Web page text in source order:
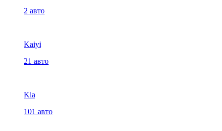
2 авто
Kaiyi
21 авто
Kia
101 авто